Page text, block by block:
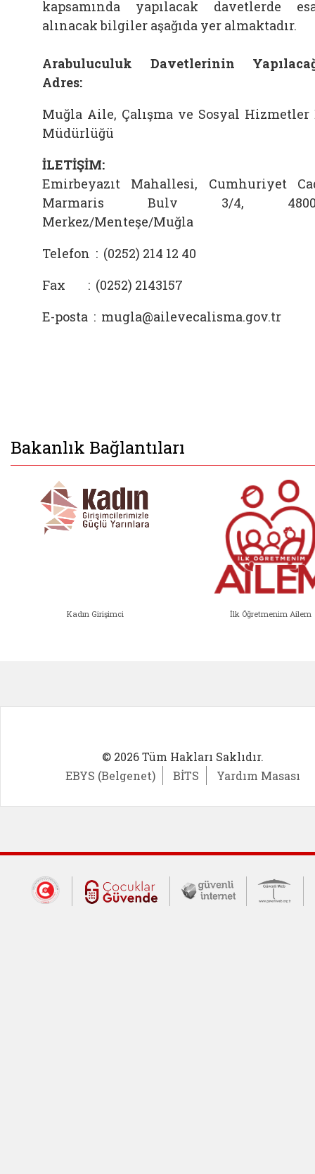
kapsamında yapılacak davetlerde
alınacak bilgiler aşağıda yer almaktadır.
Arabuluculuk Davetlerinin
Adres:
Muğla Aile, Çalışma ve Sosyal Hizmetler
Müdürlüğü
İLETİŞİM:
Emirbeyazıt Mahallesi, Cumhuriyet
Marmaris Bulv 3/4,
Merkez/Menteşe/Muğla
Telefon : (0252) 214 12 40
Fax
: (0252) 2143157
E-posta : mugla@ailevecalisma.gov.tr
Bakanlık Bağlantıları
Kadın Girişimci İlk Öğretmenim Ailem
© 2026 Tüm Hakları Saklıdır.
EBYS (Belgenet)
BİTS Yardım Masası
Dış Bağlantılar
Cumhurbaşkanlığı İletişim Merkezi
Çocuklar Güvende (yeni
Güvenli